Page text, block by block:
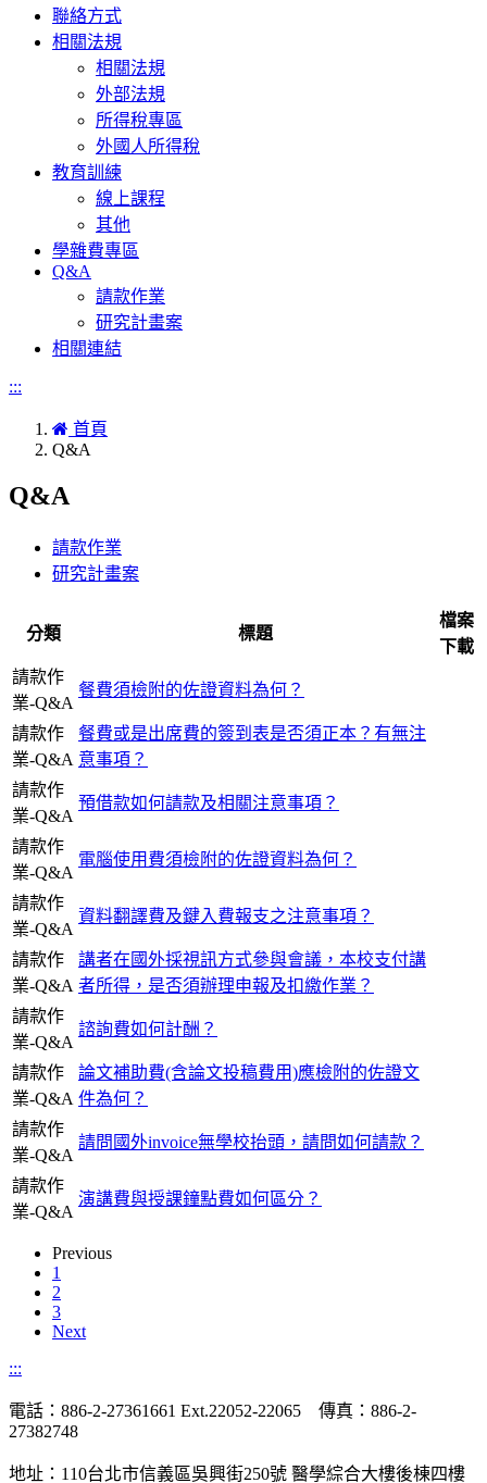
聯絡方式
相關法規
相關法規
外部法規
所得稅專區
外國人所得稅
教育訓練
線上課程
其他
學雜費專區
Q&A
請款作業
研究計畫案
相關連結
:::
首頁
Q&A
Q&A
請款作業
研究計畫案
分類 標題
檔案
下載
請款作
業-Q&A
餐費須檢附的佐證資料為何？
請款作
業-Q&A
餐費或是出席費的簽到表是否須正本？有無注
意事項？
請款作
業-Q&A
預借款如何請款及相關注意事項？
請款作
業-Q&A
電腦使用費須檢附的佐證資料為何？
請款作
業-Q&A
資料翻譯費及鍵入費報支之注意事項？
請款作
業-Q&A
講者在國外採視訊方式參與會議，本校支付講
者所得，是否須辦理申報及扣繳作業？
請款作
業-Q&A
諮詢費如何計酬？
請款作
業-Q&A
論文補助費(含論文投稿費用)應檢附的佐證文
件為何？
請款作
業-Q&A
請問國外invoice無學校抬頭，請問如何請款？
請款作
業-Q&A
演講費與授課鐘點費如何區分？
Previous
1
2
3
Next
:::
電話：886-2-27361661 Ext.22052-22065 傳真：886-2-
27382748
地址：110台北市信義區吳興街250號 醫學綜合大樓後棟四樓